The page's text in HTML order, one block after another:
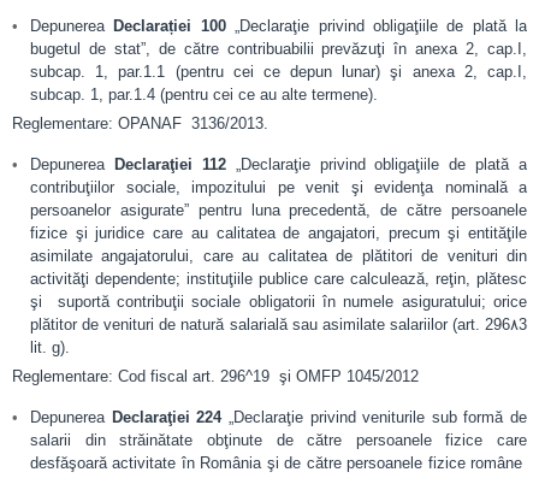
Depunerea Declarației 100„Declaraţie privind obligaţiile de plată la
bugetul de stat”, de către contribuabilii prevăzuţi în anexa 2, cap.I,
subcap. 1, par.1.1 (pentru cei ce depun lunar) şi anexa 2, cap.I,
subcap. 1, par.1.4 (pentru cei ce au alte termene).
Reglementare: OPANAF 3136/2013.
Depunerea Declaraţiei 112 „Declaraţie privind obligaţiile de plată a
contribuţiilor sociale, impozitului pe venit şi evidenţa nominală a
persoanelor asigurate” pentru luna precedentă, de către persoanele
fizice şi juridice care au calitatea de angajatori, precum şi entităţile
asimilate angajatorului, care au calitatea de plătitori de venituri din
activităţi dependente; instituţiile publice care calculează, reţin, plătesc
şi suportă contribuţii sociale obligatorii în numele asiguratului; orice
plătitor de venituri de natură salarială sau asimilate salariilor (art. 296۸3
lit. g).
Reglementare: Cod fiscal art. 296^19 şi OMFP 1045/2012
Depunerea Declaraţiei 224„Declaraţie privind veniturile sub formă de
salarii din străinătate obţinute de către persoanele fizice care
desfăşoară activitate în România şi de către persoanele fizice române